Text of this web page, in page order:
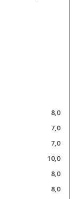
8,0
7,0
7,0
10,0
8,0
8,0